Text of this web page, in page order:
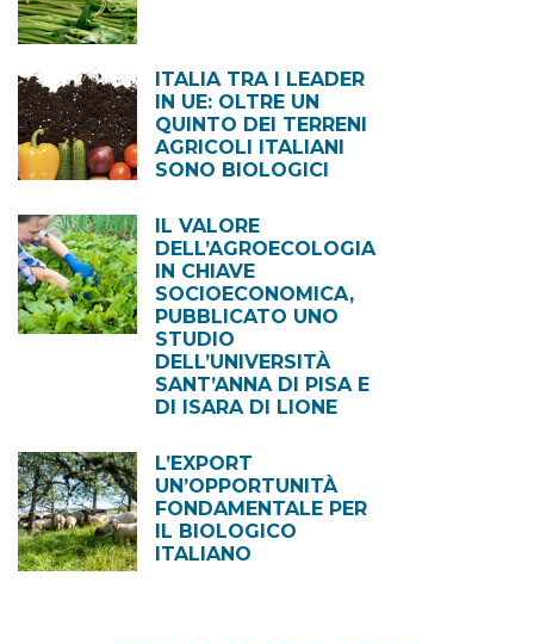
ITALIA TRA I LEADER
IN UE: OLTRE UN
QUINTO DEI TERRENI
AGRICOLI ITALIANI
SONO BIOLOGICI
IL VALORE
DELL’AGROECOLOGIA
IN CHIAVE
SOCIOECONOMICA,
PUBBLICATO UNO
STUDIO
DELL’UNIVERSITÀ
SANT’ANNA DI PISA E
DI ISARA DI LIONE
L’EXPORT
UN’OPPORTUNITÀ
FONDAMENTALE PER
IL BIOLOGICO
ITALIANO